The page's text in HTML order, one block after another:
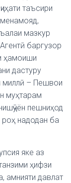
таъсири
мазкур
баргузор
ҳамоиши
дастуру
миллӣ – Пешвои
муҳтарам
пешниҳод
надодан ба
яке аз
ҳифзи
амнияти давлат